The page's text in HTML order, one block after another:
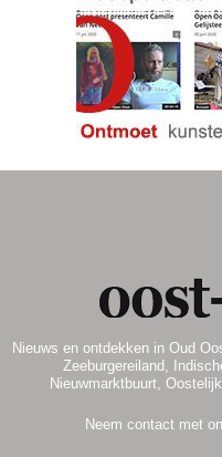
Nieuws en ontdekken in Oud
Zeeburgereiland,
Nieuwmarktbuurt,
Neem contact met